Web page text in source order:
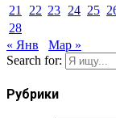
21
22 23 24 25
28
« Янв
Мар »
Search for:
Рубрики